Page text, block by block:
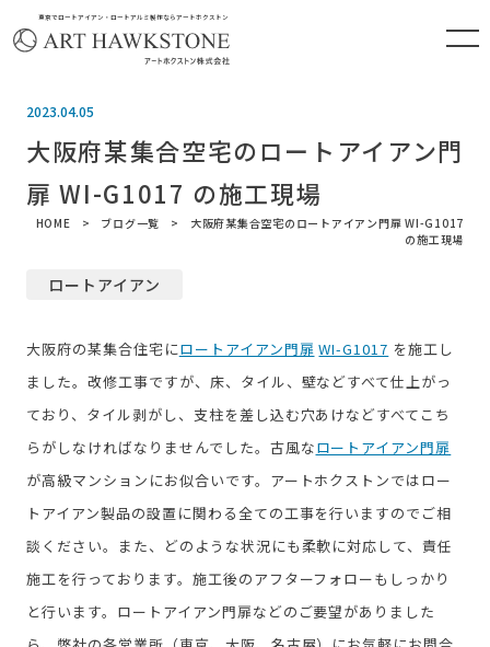
東京でロートアイアン・ロートアルミ製作ならアートホクストン
2023.04.05
大阪府某集合空宅のロートアイアン門
扉 WI-G1017 の施工現場
HOME ブログ一覧
大阪府某集合空宅のロートアイアン門扉 WI-G1017
の施工現場
ロートアイアン
大阪府の某集合住宅にロートアイアン門扉 WI-G1017 を施工し
ました。改修工事ですが、床、タイル、壁などすべて仕上がっ
ており、タイル剥がし、支柱を差し込む穴あけなどすべてこち
らがしなければなりませんでした。古風なロートアイアン門扉
が高級マンションにお似合いです。アートホクストンではロー
トアイアン製品の設置に関わる全ての工事を行いますのでご相
談ください。また、どのような状況にも柔軟に対応して、責任
施工を行っております。施工後のアフターフォローもしっかり
と行います。ロートアイアン門扉などのご要望がありました